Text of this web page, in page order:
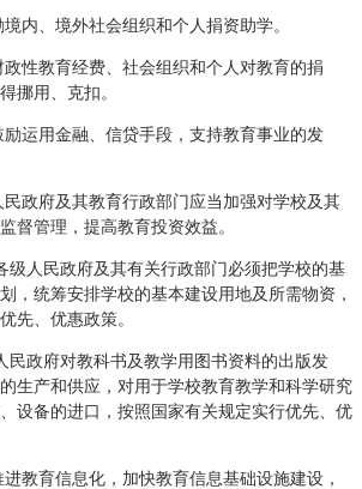
、境外社会组织和个人捐资助学。
教育经费、社会组织和个人对教育的捐
挪用、克扣。
用金融、信贷手段，支持教育事业的发
府及其教育行政部门应当加强对学校及其
督管理，提高教育投资效益。
人民政府及其有关行政部门必须把学校的基
，统筹安排学校的基本建设用地及所需物资，
先、优惠政策。
政府对教科书及教学用图书资料的出版发
生产和供应，对用于学校教育教学和科学研究
设备的进口，按照国家有关规定实行优先、优
育信息化，加快教育信息基础设施建设，